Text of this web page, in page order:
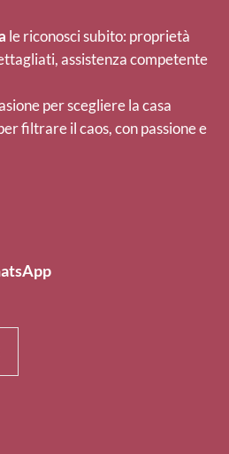
le riconosci subito: proprietà
assistenza competente
per scegliere la casa
filtrare il caos, con passione e